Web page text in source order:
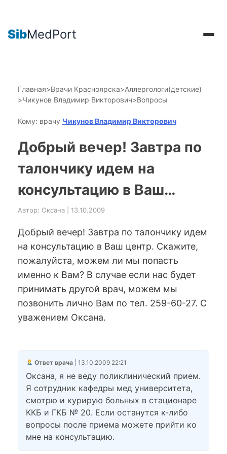
SibMedPort
Главная>Врачи Красноярска>Аллергологи(детские)
>Чикунов Владимир Викторович>Вопросы
Кому: врачу Чикунов Владимир Викторович
Добрый вечер! Завтра по
талончику идем на
консультацию в Ваш…
Автор: Оксана | 13.10.2009
Добрый вечер! Завтра по талончику идем
на консультацию в Ваш центр. Скажите,
пожалуйста, можем ли мы попасть
именно к Вам? В случае если нас будет
принимать другой врач, можем мы
позвонить лично Вам по тел. 259-60-27. С
уважением Оксана.
Ответ врача| 13.10.2009 22:21
Оксана, я не веду поликлинический прием.
Я сотрудник кафедры мед университета,
смотрю и курирую больных в стационаре
ККБ и ГКБ № 20. Если останутся к-либо
вопросы после приема можете прийти ко
мне на консультацию.